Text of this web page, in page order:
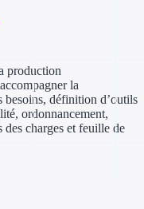
Par financeur
Aides par
production
la
besoins, définition d’outils
ordonnancement,
des charges et feuille de